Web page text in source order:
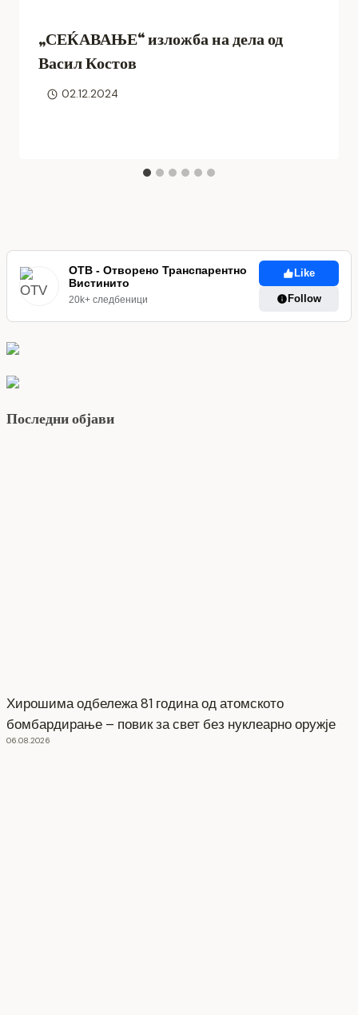
„СЕЌАВАЊЕ“ изложба на дела од
Васил Костов
02.12.2024
ОТВ - Отворено Транспарентно
Вистинито
20k+ следбеници
Like
Follow
Последни објави
Хирошима одбележа 81 година од атомското
бомбардирање – повик за свет без нуклеарно оружје
06.08.2026